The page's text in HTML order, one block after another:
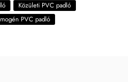
Közületi PVC padló
PVC padló